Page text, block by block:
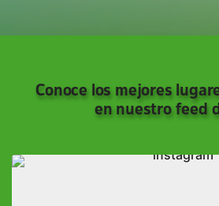
Conoce los mejores
en nuestro feed